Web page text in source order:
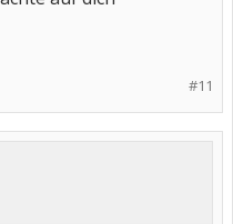
#11